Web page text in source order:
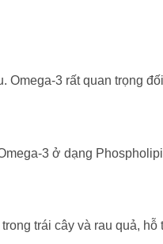
Omega-3 rất quan trọng
3 ở dạng
trái cây và rau quả,